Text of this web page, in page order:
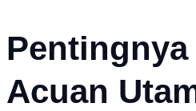
Pentingnya
Acuan